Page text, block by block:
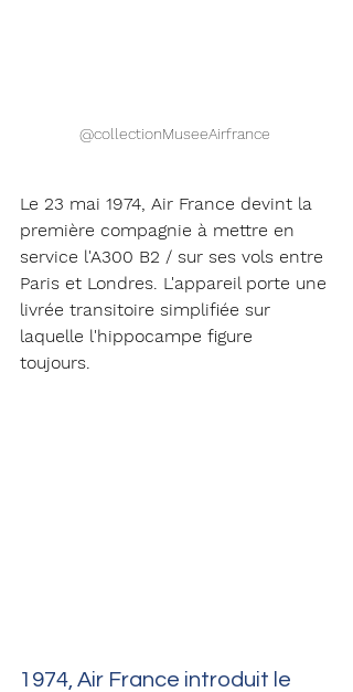
@collectionMuseeAirfrance
Le 23 mai 1974, Air France devint la
première compagnie à mettre en
service l'A300 B2 / sur ses vols entre
Paris et Londres. L'appareil porte une
livrée transitoire simplifiée sur
laquelle l'hippocampe figure
toujours.
1974, Air France introduit le